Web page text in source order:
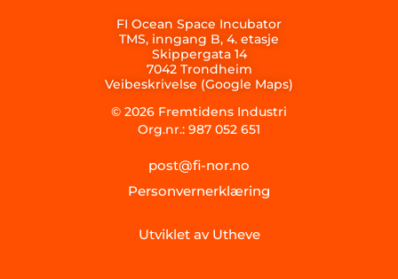
FI Ocean Space Incubator
TMS, inngang B, 4. etasje
Skippergata 14
7042 Trondheim
Veibeskrivelse (Google Maps)
© 2026 Fremtidens Industri
Org.nr.: 987 052 651
post@fi-nor.no
Personvernerklæring
Utviklet av Utheve